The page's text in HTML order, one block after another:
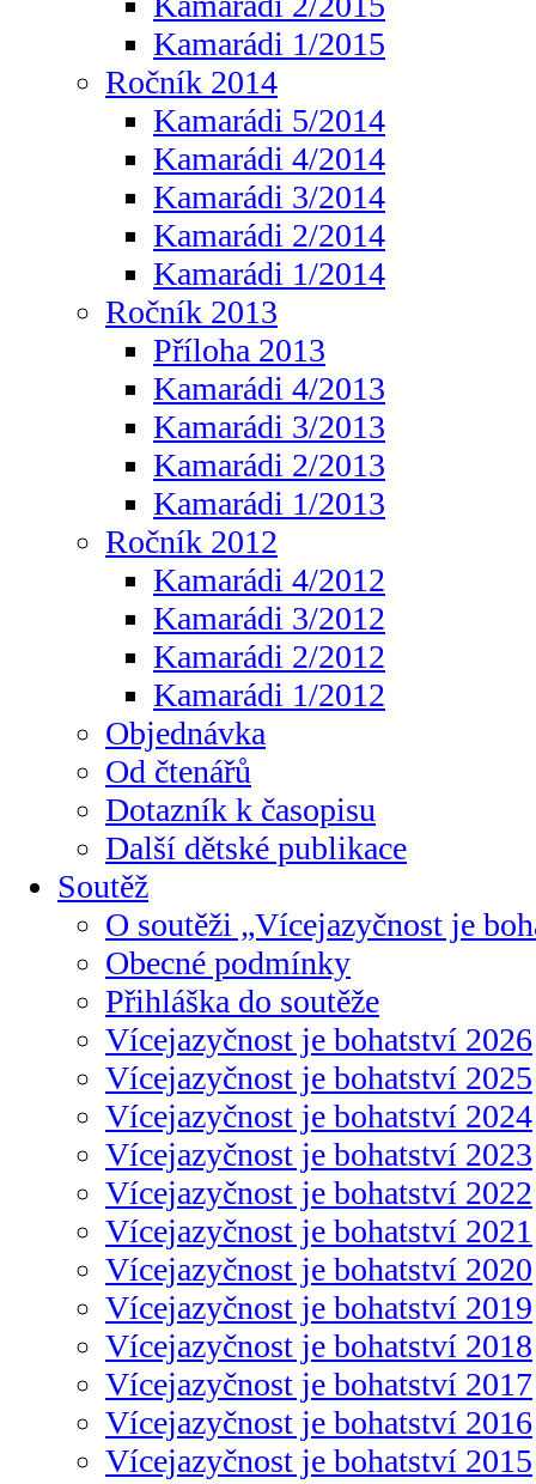
Kamarádi 1/2015
Ročník 2014
Kamarádi 5/2014
Kamarádi 4/2014
Kamarádi 3/2014
Kamarádi 2/2014
Kamarádi 1/2014
Ročník 2013
Příloha 2013
Kamarádi 4/2013
Kamarádi 3/2013
Kamarádi 2/2013
Kamarádi 1/2013
Ročník 2012
Kamarádi 4/2012
Kamarádi 3/2012
Kamarádi 2/2012
Kamarádi 1/2012
Objednávka
Od čtenářů
Dotazník k časopisu
Další dětské publikace
Soutěž
O soutěži „Vícejazyčnost je
Obecné podmínky
Přihláška do soutěže
Vícejazyčnost je bohatství 2026
Vícejazyčnost je bohatství 2025
Vícejazyčnost je bohatství 2024
Vícejazyčnost je bohatství 2023
Vícejazyčnost je bohatství 2022
Vícejazyčnost je bohatství 2021
Vícejazyčnost je bohatství 2020
Vícejazyčnost je bohatství 2019
Vícejazyčnost je bohatství 2018
Vícejazyčnost je bohatství 2017
Vícejazyčnost je bohatství 2016
Vícejazyčnost je bohatství 2015